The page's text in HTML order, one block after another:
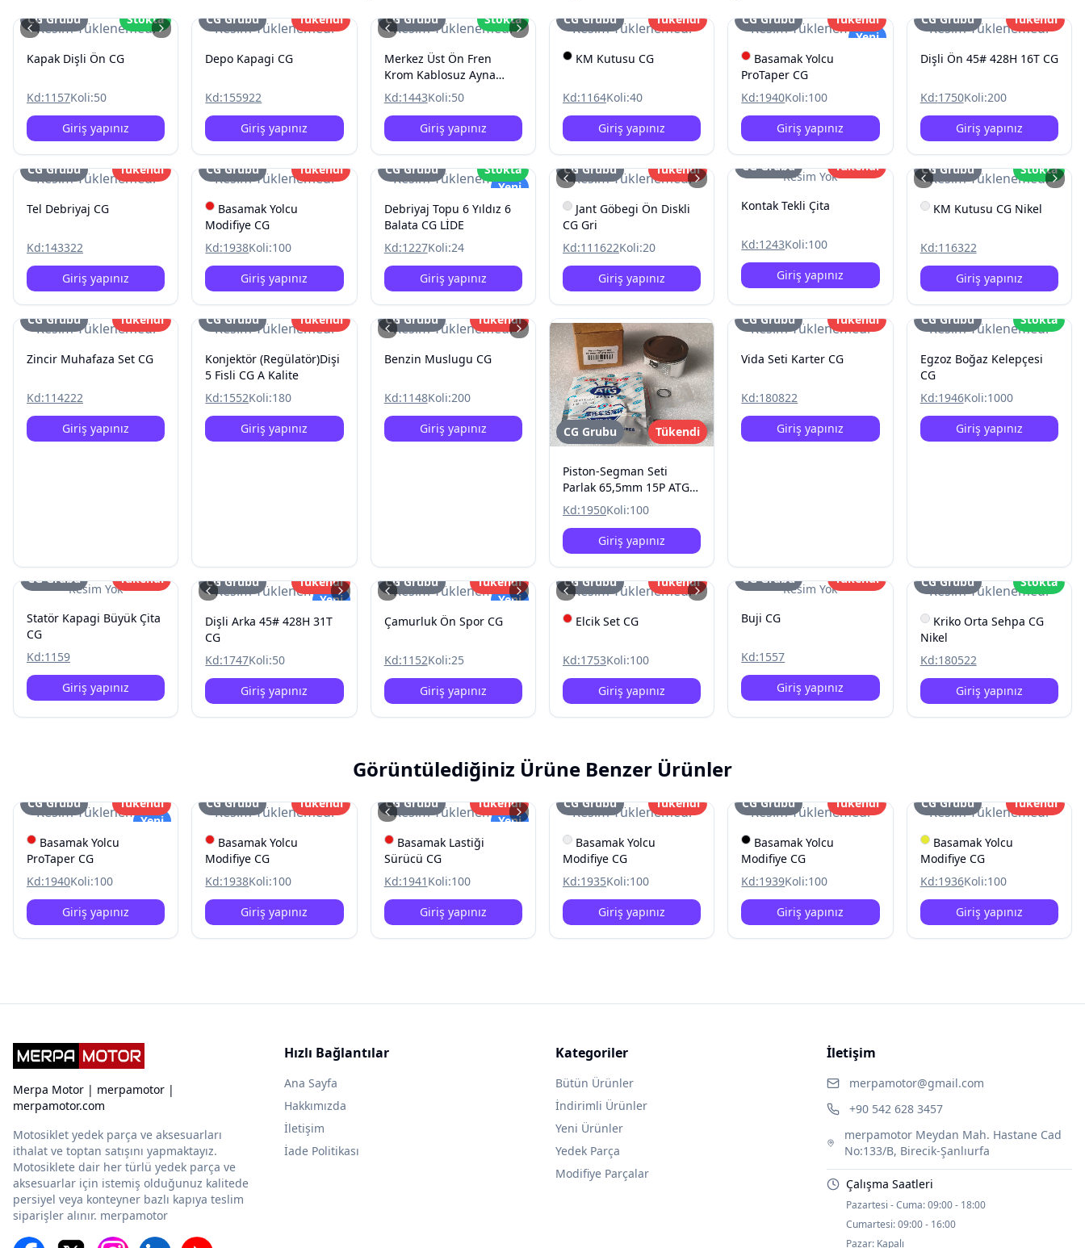
Resim Yüklenemedi
CG Grubu Stokta
Kapak Dişli Ön CG
Kd:1157Koli:50
Giriş yapınız
Resim Yüklenemedi
CG Grubu Tükendi
Depo Kapagi CG
Kd:155922
Giriş yapınız
Resim Yüklenemedi
CG Grubu Stokta
Merkez Üst Ön Fren
Krom Kablosuz Ayna
Baglantili CG
Kd:1443Koli:50
Giriş yapınız
Resim Yüklenemedi
CG Grubu Tükendi
KM Kutusu CG
Kd:1164Koli:40
Giriş yapınız
Resim Yüklenemedi
Yeni
CG Grubu Tükendi
Basamak Yolcu
ProTaper CG
Kd:1940Koli:100
Giriş yapınız
Resim Yüklenemedi
CG Grubu Tükendi
Dişli Ön 45# 428H 16T CG
Kd:1750Koli:200
Giriş yapınız
Resim Yüklenemedi
CG Grubu Tükendi
Tel Debriyaj CG
Kd:143322
Giriş yapınız
Resim Yüklenemedi
CG Grubu Tükendi
Basamak Yolcu
Modifiye CG
Kd:1938Koli:100
Giriş yapınız
Resim Yüklenemedi
Yeni
CG Grubu Stokta
Debriyaj Topu 6 Yıldız 6
Balata CG LİDE
Kd:1227Koli:24
Giriş yapınız
Resim Yüklenemedi
CG Grubu Tükendi
Jant Göbegi Ön Diskli
CG Gri
Kd:111622Koli:20
Giriş yapınız
Resim Yok
CG Grubu Tükendi
Kontak Tekli Çita
Kd:1243Koli:100
Giriş yapınız
Resim Yüklenemedi
CG Grubu Stokta
KM Kutusu CG Nikel
Kd:116322
Giriş yapınız
Resim Yüklenemedi
CG Grubu Tükendi
Zincir Muhafaza Set CG
Kd:114222
Giriş yapınız
Resim Yüklenemedi
CG Grubu Tükendi
Konjektör (Regülatör)Dişi
5 Fisli CG A Kalite
Kd:1552Koli:180
Giriş yapınız
Resim Yüklenemedi
CG Grubu Tükendi
Benzin Muslugu CG
Kd:1148Koli:200
Giriş yapınız
CG Grubu Tükendi
Piston-Segman Seti
Parlak 65,5mm 15P ATG
Rings CG
Kd:1950Koli:100
Giriş yapınız
Resim Yüklenemedi
CG Grubu Tükendi
Vida Seti Karter CG
Kd:180822
Giriş yapınız
Resim Yüklenemedi
CG Grubu Stokta
Egzoz Boğaz Kelepçesi
CG
Kd:1946Koli:1000
Giriş yapınız
Resim Yok
CG Grubu Tükendi
Statör Kapagi Büyük Çita
CG
Kd:1159
Giriş yapınız
Resim Yüklenemedi
Yeni
CG Grubu Tükendi
Dişli Arka 45# 428H 31T
CG
Kd:1747Koli:50
Giriş yapınız
Resim Yüklenemedi
Yeni
CG Grubu Tükendi
Çamurluk Ön Spor CG
Kd:1152Koli:25
Giriş yapınız
Resim Yüklenemedi
CG Grubu Tükendi
Elcik Set CG
Kd:1753Koli:100
Giriş yapınız
Resim Yok
CG Grubu Tükendi
Buji CG
Kd:1557
Giriş yapınız
Resim Yüklenemedi
CG Grubu Stokta
Kriko Orta Sehpa CG
Nikel
Kd:180522
Giriş yapınız
Görüntülediğiniz Ürüne Benzer Ürünler
Resim Yüklenemedi
Yeni
CG Grubu Tükendi
Basamak Yolcu
ProTaper CG
Kd:1940Koli:100
Giriş yapınız
Resim Yüklenemedi
CG Grubu Tükendi
Basamak Yolcu
Modifiye CG
Kd:1938Koli:100
Giriş yapınız
Resim Yüklenemedi
Yeni
CG Grubu Tükendi
Basamak Lastiği
Sürücü CG
Kd:1941 Koli:100
Giriş yapınız
Resim Yüklenemedi
CG Grubu Tükendi
Basamak Yolcu
Modifiye CG
Kd:1935Koli:100
Giriş yapınız
Resim Yüklenemedi
CG Grubu Tükendi
Basamak Yolcu
Modifiye CG
Kd:1939Koli:100
Giriş yapınız
Resim Yüklenemedi
CG Grubu Tükendi
Basamak Yolcu
Modifiye CG
Kd:1936Koli:100
Giriş yapınız
Merpa Motor | merpamotor |
merpamotor.com
Motosiklet yedek parça ve aksesuarları
ithalat ve toptan satışını yapmaktayız.
Motosiklete dair her türlü yedek parça ve
aksesuarlar için istemiş olduğunuz kalitede
persiyel veya konteyner bazlı kapıya teslim
siparişler alınır. merpamotor
Hızlı Bağlantılar
Ana Sayfa
Hakkımızda
İletişim
İade Politikası
Kategoriler
Bütün Ürünler
İndirimli Ürünler
Yeni Ürünler
Yedek Parça
Modifiye Parçalar
İletişim
merpamotor@gmail.com
+90 542 628 3457
merpamotor Meydan Mah. Hastane Cad
No:133/B, Birecik-Şanlıurfa
Çalışma Saatleri
Pazartesi - Cuma:09:00 - 18:00
Cumartesi:09:00 - 16:00
Pazar: Kapalı